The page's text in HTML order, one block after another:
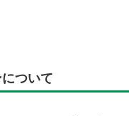
ついて